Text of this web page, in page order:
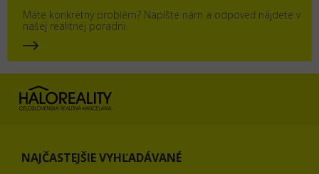
Máte konkrétny problém? Napíšte nám a odpoveď nájdete v
našej realitnej poradni.
NAJČASTEJŠIE VYHĽADÁVANÉ